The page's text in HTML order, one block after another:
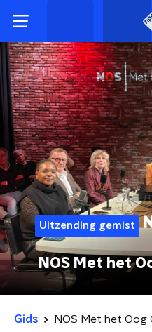
Uitzending gemist
NOS Met het
Gids NOS Met het Oog